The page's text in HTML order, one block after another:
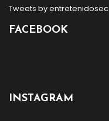
Tweets by entretenidosec
FACEBOOK
INSTAGRAM